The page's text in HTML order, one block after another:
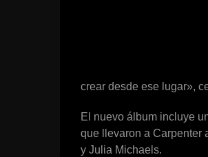
crear desde ese lugar»,
El nuevo álbum incluye
que llevaron a Carpenter
y Julia Michaels.